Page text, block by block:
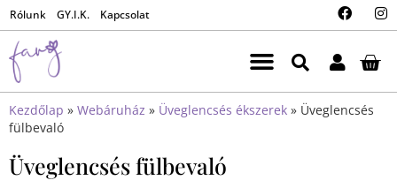
Rólunk GY.I.K. Kapcsolat
Kezdőlap » Webáruház » Üveglencsés ékszerek » Üveglencsés
fülbevaló
Üveglencsés fülbevaló